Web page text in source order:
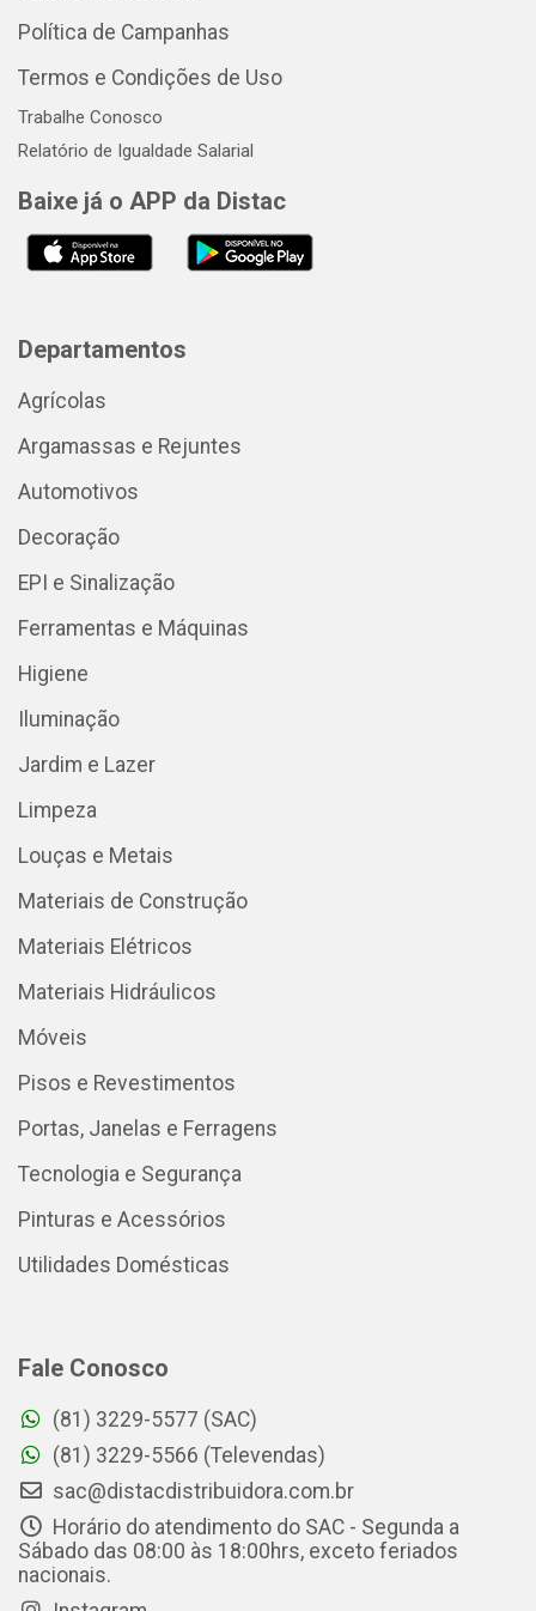
Política de Campanhas
Termos e Condições de Uso
Trabalhe Conosco
Relatório de Igualdade Salarial
Baixe já o APP da Distac
Departamentos
Agrícolas
Argamassas e Rejuntes
Automotivos
Decoração
EPI e Sinalização
Ferramentas e Máquinas
Higiene
Iluminação
Jardim e Lazer
Limpeza
Louças e Metais
Materiais de Construção
Materiais Elétricos
Materiais Hidráulicos
Móveis
Pisos e Revestimentos
Portas, Janelas e Ferragens
Tecnologia e Segurança
Pinturas e Acessórios
Utilidades Domésticas
Fale Conosco
(81) 3229-5577 (SAC)
(81) 3229-5566 (Televendas)
sac@distacdistribuidora.com.br
Horário do atendimento do SAC - Segunda a
Sábado das 08:00 às 18:00hrs, exceto feriados
nacionais.